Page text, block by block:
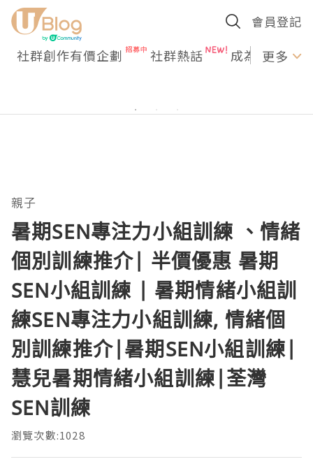
會員登記
社群創作有價企劃 社群熱話 成為U更多
親子
暑期SEN專注力小組訓練 、情緒
個別訓練推介| 半價優惠 暑期
SEN小組訓練 | 暑期情緒小組訓
練SEN專注力小組訓練, 情緒個
別訓練推介|暑期SEN小組訓練|
慧兒暑期情緒小組訓練|荃灣
SEN訓練
瀏覽次數:1028